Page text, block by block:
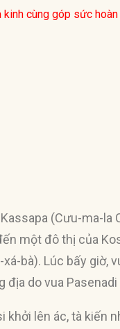
cùng góp sức
(Cưu-ma-
một đô thị của
bà). Lúc bấy giờ,
địa do vua
khởi lên ác, tà kiến